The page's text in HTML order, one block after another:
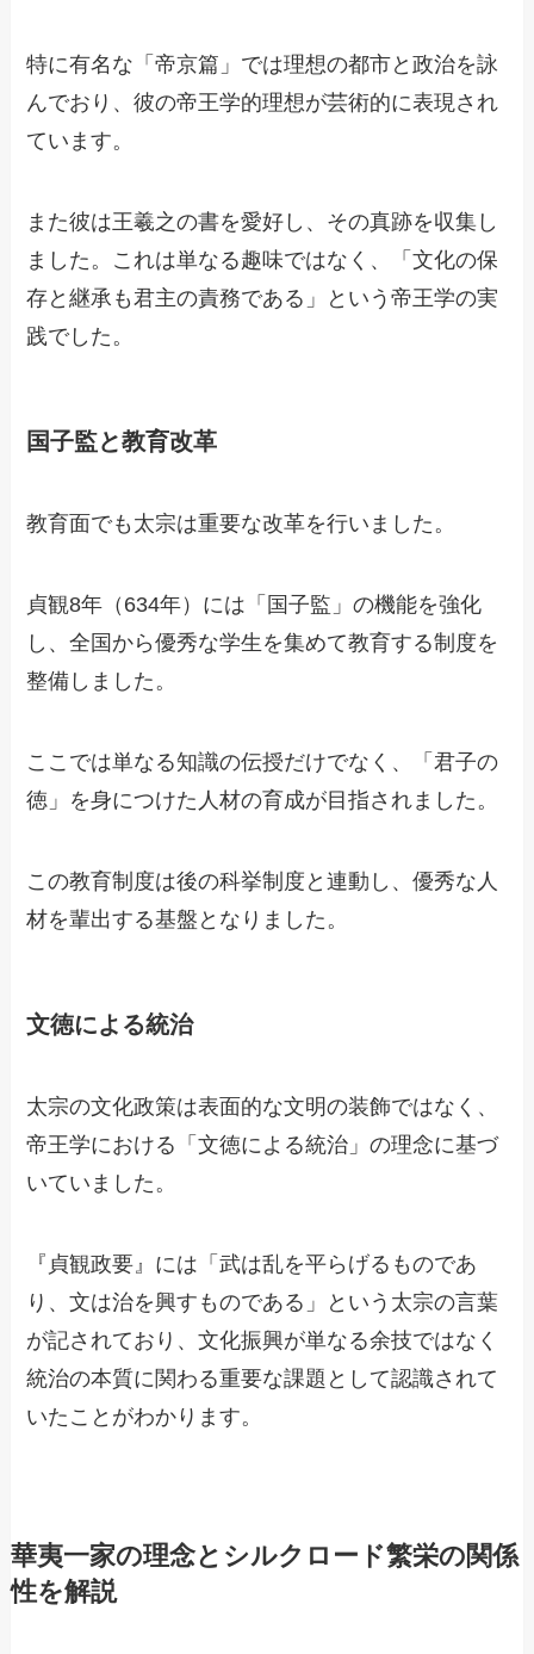
特に有名な「帝京篇」では理想の都市と政治を詠
んでおり、彼の帝王学的理想が芸術的に表現され
ています。
また彼は王羲之の書を愛好し、その真跡を収集し
ました。これは単なる趣味ではなく、「文化の保
存と継承も君主の責務である」という帝王学の実
践でした。
国子監と教育改革
教育面でも太宗は重要な改革を行いました。
貞観8年（634年）には「国子監」の機能を強化
し、全国から優秀な学生を集めて教育する制度を
整備しました。
ここでは単なる知識の伝授だけでなく、「君子の
徳」を身につけた人材の育成が目指されました。
この教育制度は後の科挙制度と連動し、優秀な人
材を輩出する基盤となりました。
文徳による統治
太宗の文化政策は表面的な文明の装飾ではなく、
帝王学における「文徳による統治」の理念に基づ
いていました。
『貞観政要』には「武は乱を平らげるものであ
り、文は治を興すものである」という太宗の言葉
が記されており、文化振興が単なる余技ではなく
統治の本質に関わる重要な課題として認識されて
いたことがわかります。
華夷一家の理念とシルクロード繁栄の関係
性を解説